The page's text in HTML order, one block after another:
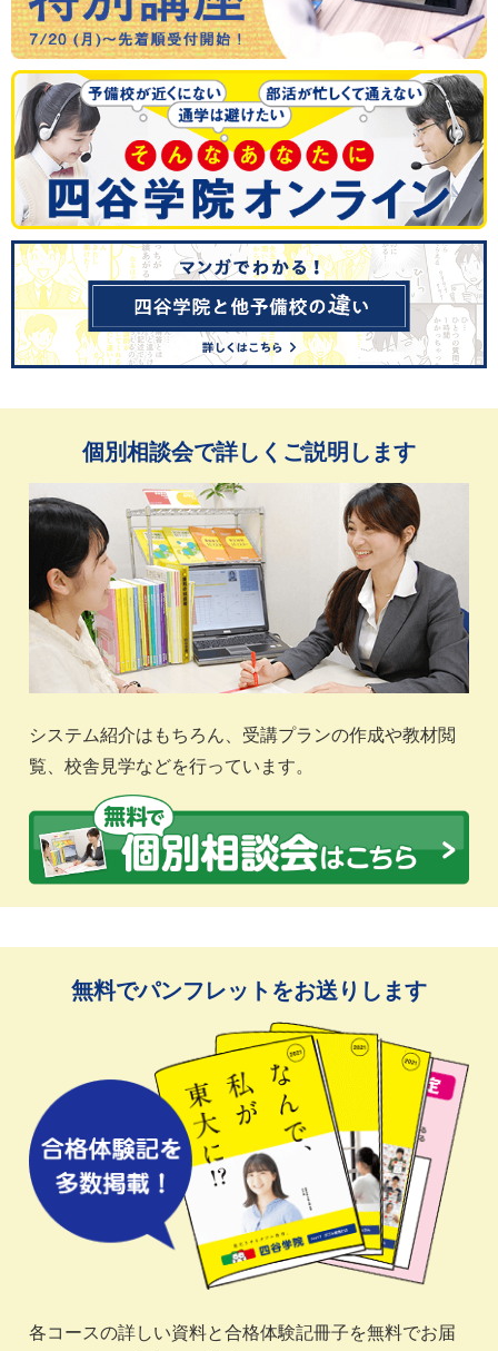
個別相談会で詳しくご説明します
システム紹介はもちろん、受講プランの作成や教材閲
覧、校舎見学などを行っています。
無料でパンフレットをお送りします
各コースの詳しい資料と合格体験記冊子を無料でお届